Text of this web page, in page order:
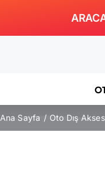
Ana Sayfa Oto Dış